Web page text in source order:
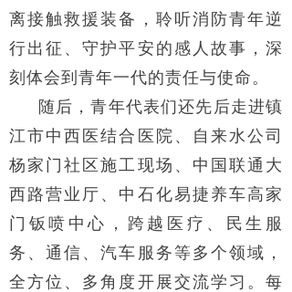
离接触救援装备，聆听消防青年逆
行出征、守护平安的感人故事，深
刻体会到青年一代的责任与使命。
随后，青年代表们还先后走进镇
江市中西医结合医院、自来水公司
杨家门社区施工现场、中国联通大
西路营业厅、中石化易捷养车高家
门钣喷中心，跨越医疗、民生服
务、通信、汽车服务等多个领域，
全方位、多角度开展交流学习。每